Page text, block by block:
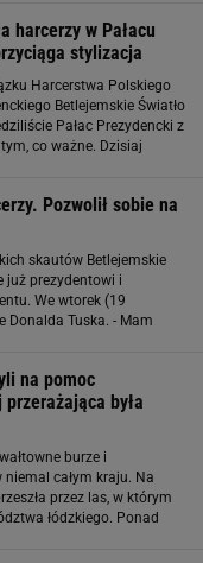
harcerzy w Pałacu
stylizacja
Harcerstwa Polskiego
Betlejemskie Światło
Pałac Prezydencki z
co ważne. Dzisiaj
Pozwolił sobie na
skautów Betlejemskie
już prezydentowi i
We wtorek (19
Donalda Tuska. - Mam
na pomoc
była
burze i
niemal całym kraju. Na
przez las, w którym
łódzkiego. Ponad